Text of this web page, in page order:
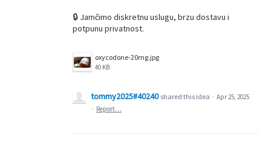
🔒 Jamčimo diskretnu uslugu, brzu dostavu i
potpunu privatnost.
oxycodone-20mg.jpg
40 KB
tommy2025#40240 shared this idea · Apr 25, 2025
· Report…